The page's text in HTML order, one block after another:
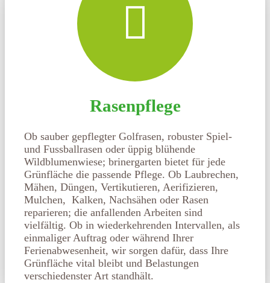
Rasenpflege
Ob sauber gepflegter Golfrasen, robuster Spiel-
und Fussballrasen oder üppig blühende
Wildblumenwiese; brinergarten bietet für jede
Grünfläche die passende Pflege. Ob Laubrechen,
Mähen, Düngen, Vertikutieren, Aerifizieren,
Mulchen, Kalken, Nachsähen oder Rasen
reparieren; die anfallenden Arbeiten sind
vielfältig. Ob in wiederkehrenden Intervallen, als
einmaliger Auftrag oder während Ihrer
Ferienabwesenheit, wir sorgen dafür, dass Ihre
Grünfläche vital bleibt und Belastungen
verschiedenster Art standhält.